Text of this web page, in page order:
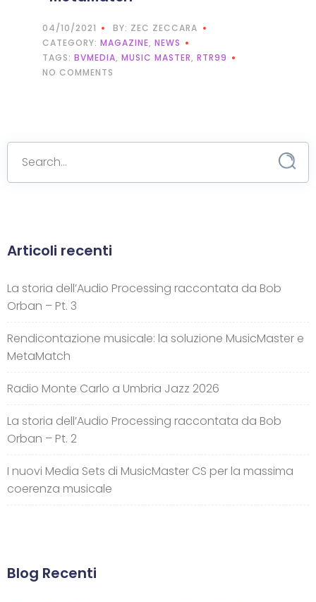
04/10/2021
BY: ZEC ZECCARA
CATEGORY: MAGAZINE, NEWS
TAGS: BVMEDIA, MUSIC MASTER, RTR99
NO COMMENTS
Articoli recenti
La storia dell’Audio Processing raccontata da Bob
Orban – Pt. 3
Rendicontazione musicale: la soluzione MusicMaster e
MetaMatch
Radio Monte Carlo a Umbria Jazz 2026
La storia dell’Audio Processing raccontata da Bob
Orban – Pt. 2
I nuovi Media Sets di MusicMaster CS per la massima
coerenza musicale
Blog Recenti